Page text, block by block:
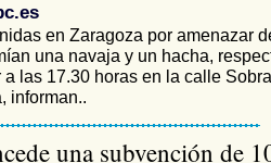
en Zaragoza por amenazar
una navaja y un hacha,
las 17.30 horas en la calle
informan..
una subvención de